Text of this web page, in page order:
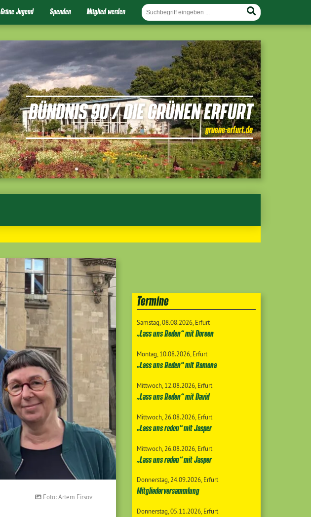
Grüne Jugend Spenden Mitglied werden
BÜNDNIS 90 / DIE GRÜNEN ERFURT
gruene-erfurt.de
Foto: Artem Firsov
Termine
Samstag 08.08.2026 Erfurt
„Lass uns Reden“ mit Doreen
Montag 10.08.2026 Erfurt
„Lass uns Reden“ mit Ramona
Mittwoch 12.08.2026 Erfurt
„Lass uns Reden“ mit David
Mittwoch 26.08.2026 Erfurt
„Lass uns reden“ mit Jasper
Mittwoch 26.08.2026 Erfurt
„Lass uns reden“ mit Jasper
Donnerstag 24.09.2026 Erfurt
Mitgliederversammlung
Donnerstag 05.11.2026 Erfurt